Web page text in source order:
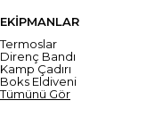
EKİPMANLAR
Termoslar
Direnç Bandı
Kamp Çadırı
Boks Eldiveni
Tümünü Gör